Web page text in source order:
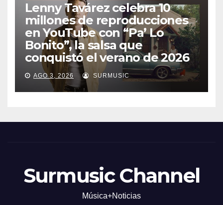
Lenny Tavárez celebra 10
millones de reproducciones
en YouTube con “Pa’ Lo
Bonito”, la salsa que
conquistó el verano de 2026
AGO 3, 2026 SURMUSIC
Surmusic Channel
Música+Noticias